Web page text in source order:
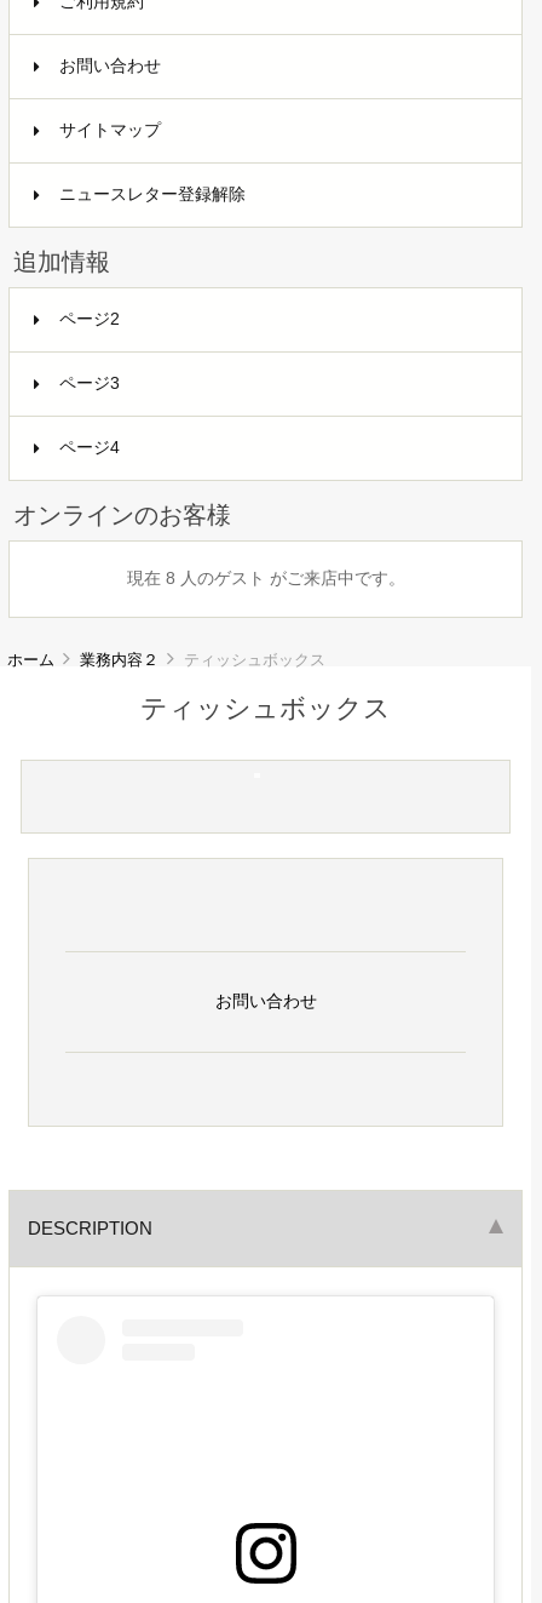
お問い合わせ
サイトマップ
ニュースレター登録解除
追加情報
ページ2
ページ3
ページ4
オンラインのお客様
現在 8 人のゲスト がご来店中です。
ホーム 業務内容２ ティッシュボックス
ティッシュボックス
お問い合わせ
DESCRIPTION